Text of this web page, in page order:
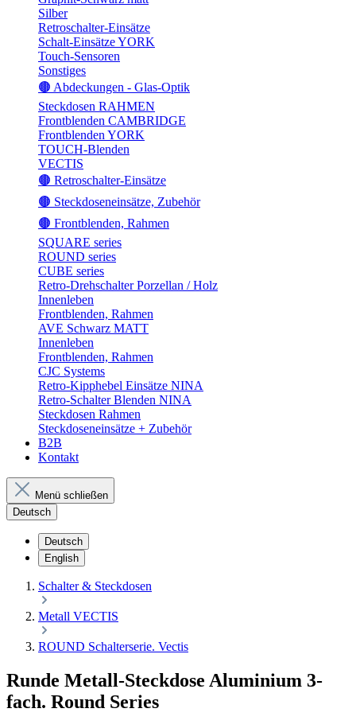
Silber
Retroschalter-Einsätze
Schalt-Einsätze YORK
Touch-Sensoren
Sonstiges
🟤 Abdeckungen - Glas-Optik
Steckdosen RAHMEN
Frontblenden CAMBRIDGE
Frontblenden YORK
TOUCH-Blenden
VECTIS
🟤 Retroschalter-Einsätze
🟤 Steckdoseneinsätze, Zubehör
🟤 Frontblenden, Rahmen
SQUARE series
ROUND series
CUBE series
Retro-Drehschalter Porzellan / Holz
Innenleben
Frontblenden, Rahmen
AVE Schwarz MATT
Innenleben
Frontblenden, Rahmen
CJC Systems
Retro-Kipphebel Einsätze NINA
Retro-Schalter Blenden NINA
Steckdosen Rahmen
Steckdoseneinsätze + Zubehör
B2B
Kontakt
Menü schließen
Deutsch
Deutsch
English
Schalter & Steckdosen
Metall VECTIS
ROUND Schalterserie. Vectis
Runde Metall-Steckdose Aluminium 3-
fach. Round Series